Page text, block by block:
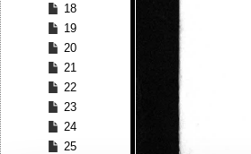
18
19
20
21
22
23
24
25